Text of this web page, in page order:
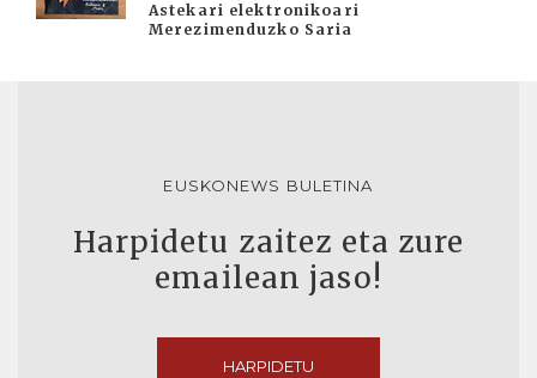
Astekari elektronikoari
Merezimenduzko Saria
EUSKONEWS BULETINA
Harpidetu zaitez eta zure
emailean jaso!
HARPIDETU